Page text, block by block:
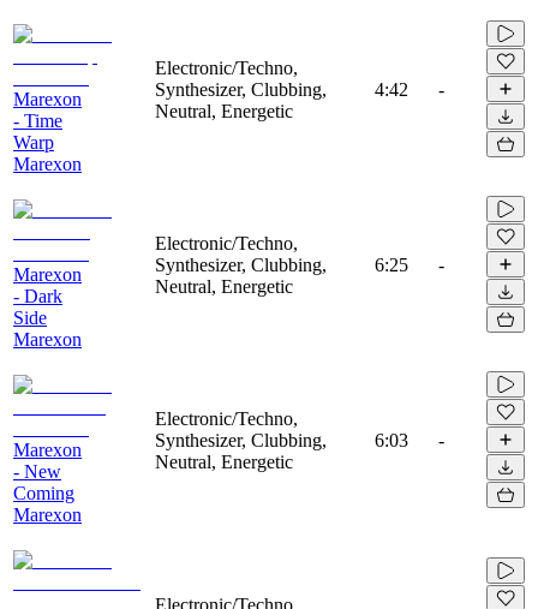
Marexon
- Time
Warp
Marexon
Electronic/Techno,
Synthesizer, Clubbing,
Neutral, Energetic
4:42 -
Marexon
- Dark
Side
Marexon
Electronic/Techno,
Synthesizer, Clubbing,
Neutral, Energetic
6:25 -
Marexon
- New
Coming
Marexon
Electronic/Techno,
Synthesizer, Clubbing,
Neutral, Energetic
6:03 -
Electronic/Techno,